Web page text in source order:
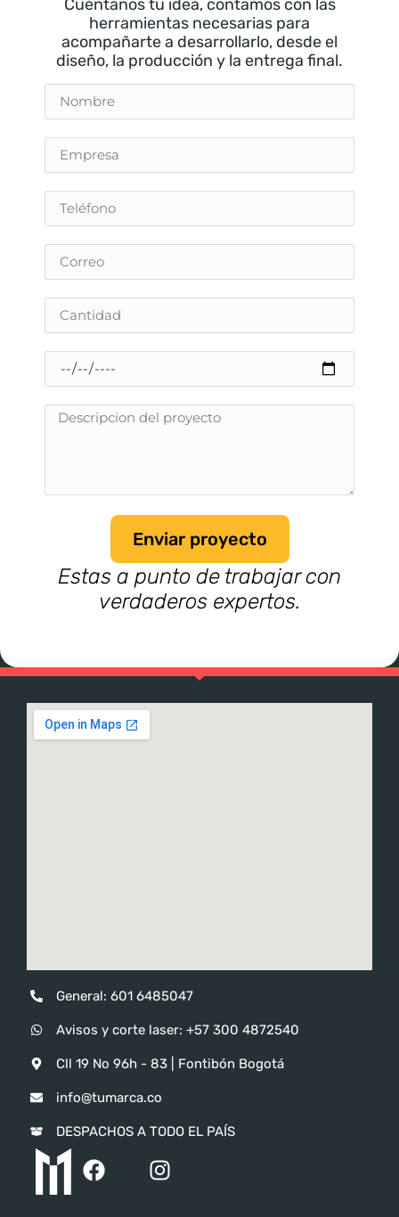
Cuéntanos tu idea, contamos con las
herramientas necesarias para
acompañarte a desarrollarlo, desde el
diseño, la producción y la entrega final.
Enviar proyecto
Estas a punto de trabajar con
verdaderos expertos.
General: 601 6485047
Avisos y corte laser: ‪‪+57 300 4872540‬
Cll 19 No 96h - 83 | Fontibón Bogotá
info@tumarca.co
DESPACHOS A TODO EL PAÍS